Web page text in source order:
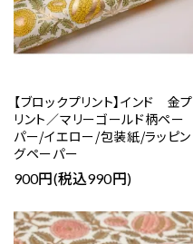
【ブロックプリント】インド 金プ
リント／マリーゴールド柄ペー
パー/イエロー/包装紙/ラッピン
グペーパー
900円(税込990円)